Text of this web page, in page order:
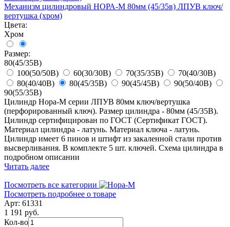
Механизм цилиндровый НОРА-М 80мм (45/35в) ЛПУВ ключ/
вертушка (хром)
Цвета:
Хром
Размер:
80(45/35В)
100(50/50В)
60(30/30В) 70(35/35В)
70(40/30В)
80(40/40В)
80(45/35В) 90(45/45В)
90(50/40В)
90(55/35В)
Цилиндр Нора-М серии ЛПУВ 80мм ключ/вертушка
(перфорированный ключ). Размер цилиндра - 80мм (45/35В).
Цилиндр сертифицирован по ГОСТ (Сертификат ГОСТ).
Материал цилиндра - латунь. Материал ключа - латунь.
Цилиндр имеет 6 пинов и штифт из закаленной стали против
высверливания. В комплекте 5 шт. ключей. Схема цилиндра в
подробном описании
Читать далее
Посмотреть все категории
Посмотреть подробнее о товаре
Арт: 61331
1 191 руб.
Кол-во